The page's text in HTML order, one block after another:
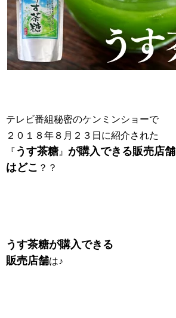
テレビ番組秘密のケンミンショーで
２０１８年８月２３日に紹介された
『うす茶糖』 が購入できる販売店舗
はどこ ？？
うす茶糖が購入できる
販売店舗は♪